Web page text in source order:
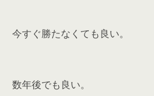
今すぐ勝たなくても良い。
数年後でも良い。